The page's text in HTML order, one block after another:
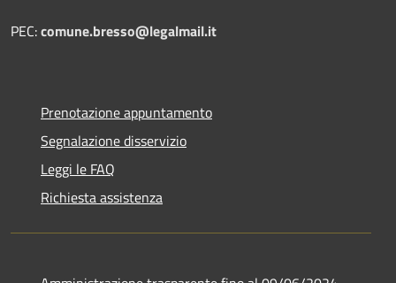
PEC:comune.bresso@legalmail.it
Prenotazione appuntamento
Segnalazione disservizio
Leggi le FAQ
Richiesta assistenza